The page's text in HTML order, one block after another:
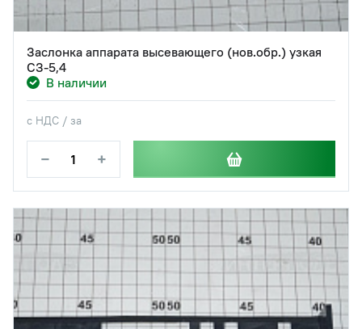
Заслонка аппарата высевающего (нов.обр.) узкая
СЗ-5,4
В наличии
с НДС / за
− +